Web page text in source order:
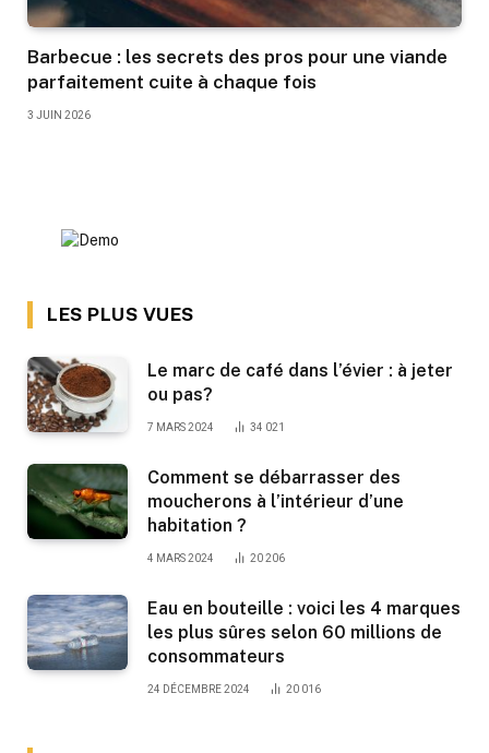
Barbecue : les secrets des pros pour une viande
parfaitement cuite à chaque fois
3 JUIN 2026
LES PLUS VUES
Le marc de café dans l’évier : à jeter
ou pas?
7 MARS 2024 34 021
Comment se débarrasser des
moucherons à l’intérieur d’une
habitation ?
4 MARS 2024 20 206
Eau en bouteille : voici les 4 marques
les plus sûres selon 60 millions de
consommateurs
24 DÉCEMBRE 2024 20 016